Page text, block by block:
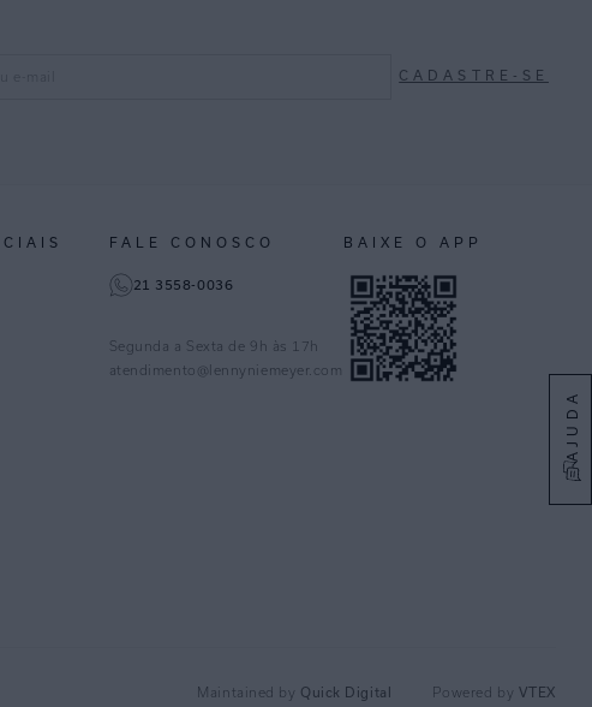
AJUDA
CADASTRE-SE
FALE CONOSCO
21 3558-0036
Segunda a Sexta de 9h às 17h
atendimento@lennyniemeyer.com
BAIXE O APP
Maintained by Quick Digital Powered by VTEX